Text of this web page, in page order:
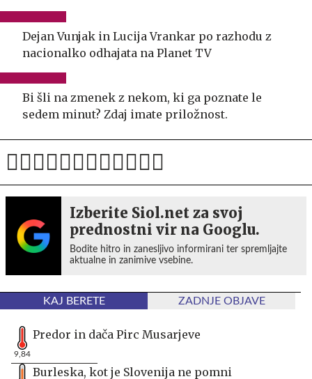
Dejan Vunjak in Lucija Vrankar po razhodu z
nacionalko odhajata na Planet TV
Bi šli na zmenek z nekom, ki ga poznate le
sedem minut? Zdaj imate priložnost.
Izberite Siol.net za svoj
prednostni vir na Googlu.
Bodite hitro in zanesljivo informirani ter spremljajte
aktualne in zanimive vsebine.
KAJ BERETE ZADNJE OBJAVE
9,84
Predor in dača Pirc Musarjeve
Burleska, kot je Slovenija ne pomni